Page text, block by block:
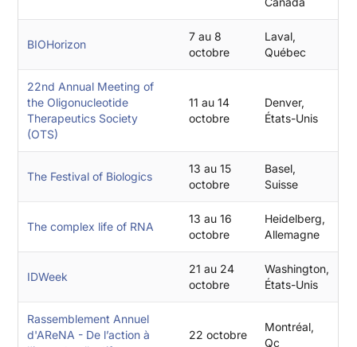
BIOHorizon
7 au 8
octobre
Laval,
Québec
22nd Annual Meeting of
the Oligonucleotide
Therapeutics Society
(OTS)
11 au 14
octobre
Denver,
États-Unis
The Festival of Biologics
13 au 15
octobre
Basel,
Suisse
The complex life of RNA
13 au 16
octobre
Heidelberg,
Allemagne
IDWeek
21 au 24
octobre
Washington,
États-Unis
Rassemblement Annuel
d'AReNA - De l’action à
22 octobre
Montréal,
Qc